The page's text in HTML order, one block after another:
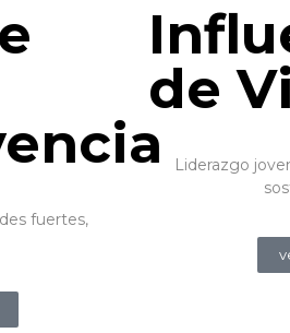
fuertes,
de
Liderazgo